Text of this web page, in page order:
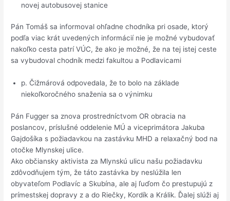
novej autobusovej stanice
Pán Tomáš sa informoval ohľadne chodníka pri osade, ktorý
podľa viac krát uvedených informácií nie je možné vybudovať
nakoľko cesta patrí VÚC, že ako je možné, že na tej istej ceste
sa vybudoval chodník medzi fakultou a Podlavicami
p. Čižmárová odpovedala, že to bolo na základe
niekoľkoročného snaženia sa o výnimku
Pán Fugger sa znova prostredníctvom OR obracia na
poslancov, príslušné oddelenie MÚ a viceprimátora Jakuba
Gajdošíka s požiadavkou na zastávku MHD a relaxačný bod na
otočke Mlynskej ulice.
Ako občiansky aktivista za Mlynskú ulicu našu požiadavku
zdôvodňujem tým, že táto zastávka by neslúžila len
obyvateľom Podlavíc a Skubína, ale aj ľuďom čo prestupujú z
prímestskej dopravy z a do Riečky, Kordík a Králik. Ďalej slúži aj